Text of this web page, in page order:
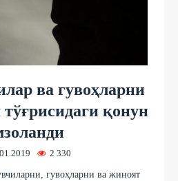
ва гувоҳларни
қонун
2 330
гувоҳларни ва жиноят